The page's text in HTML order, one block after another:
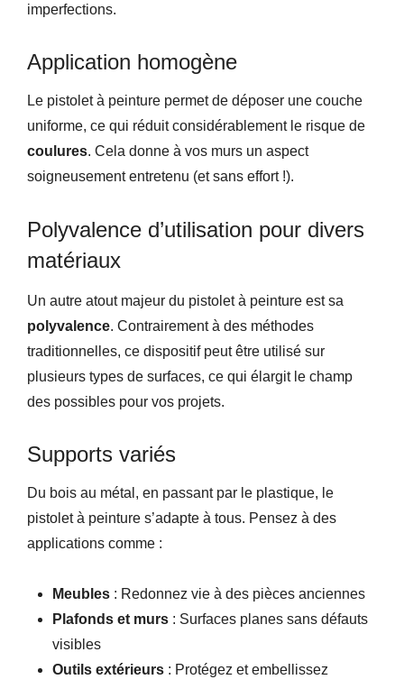
imperfections.
Application homogène
Le pistolet à peinture permet de déposer une couche
uniforme, ce qui réduit considérablement le risque de
coulures. Cela donne à vos murs un aspect
soigneusement entretenu (et sans effort !).
Polyvalence d’utilisation pour divers
matériaux
Un autre atout majeur du pistolet à peinture est sa
polyvalence. Contrairement à des méthodes
traditionnelles, ce dispositif peut être utilisé sur
plusieurs types de surfaces, ce qui élargit le champ
des possibles pour vos projets.
Supports variés
Du bois au métal, en passant par le plastique, le
pistolet à peinture s’adapte à tous. Pensez à des
applications comme :
Meubles : Redonnez vie à des pièces anciennes
Plafonds et murs : Surfaces planes sans défauts
visibles
Outils extérieurs : Protégez et embellissez